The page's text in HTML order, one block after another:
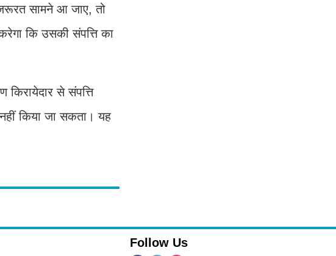
सामने आ जाए, तो
कि उसकी संपत्ति का
से संपत्ति
किया जा सकता। यह
Follow Us